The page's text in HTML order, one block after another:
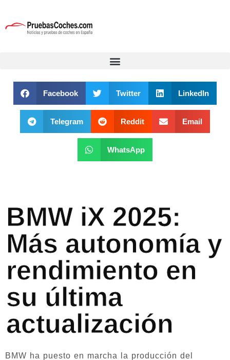
Facebook Twitter LinkedIn
Telegram Reddit Email
WhatsApp
BMW iX 2025:
Más autonomía y
rendimiento en
su última
actualización
BMW ha puesto en marcha la producción del